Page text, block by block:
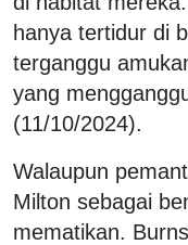
hanya tertidur di
terganggu
yang
(11/10/2024).
Walaupun
Milton sebagai
mematikan.